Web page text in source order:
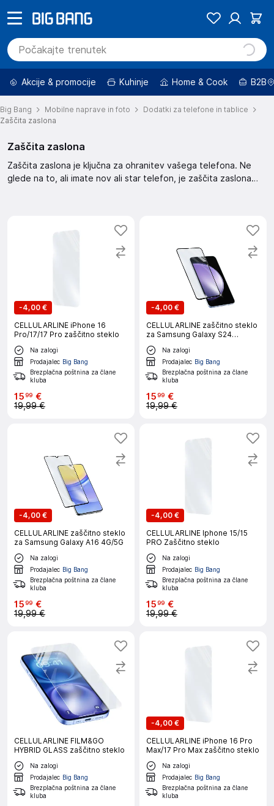
Akcije & promocije Kuhinje Home & Cook B2B
Big Bang Mobilne naprave in foto
Dodatki za telefone in tablice
Zaščita zaslona
Zaščita zaslona
Zaščita zaslona je ključna za ohranitev vašega telefona. Ne
glede na to, ali imate nov ali star telefon, je zaščita zaslona
-4,00 €
CELLULARLINE iPhone 16
Pro/17/17 Pro zaščitno steklo
Na zalogi
Prodajalec Big Bang
Brezplačna poštnina za člane
kluba
1599 €
19,99 €
-4,00 €
CELLULARLINE zaščitno steklo
za Samsung Galaxy S24
FE/A36/A56
Na zalogi
Prodajalec Big Bang
Brezplačna poštnina za člane
kluba
1599 €
19,99 €
-4,00 €
CELLULARLINE zaščitno steklo
za Samsung Galaxy A16 4G/5G
Na zalogi
Prodajalec Big Bang
Brezplačna poštnina za člane
kluba
1599 €
19,99 €
-4,00 €
CELLULARLINE Iphone 15/15
PRO Zaščitno steklo
Na zalogi
Prodajalec Big Bang
Brezplačna poštnina za člane
kluba
1599 €
19,99 €
CELLULARLINE FILM&GO
HYBRID GLASS zaščitno steklo
Na zalogi
Prodajalec Big Bang
Brezplačna poštnina za člane
kluba
-4,00 €
CELLULARLINE iPhone 16 Pro
Max/17 Pro Max zaščitno steklo
Na zalogi
Prodajalec Big Bang
Brezplačna poštnina za člane
kluba